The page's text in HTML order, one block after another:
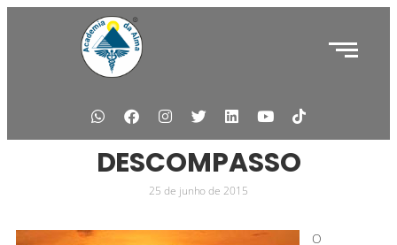
DESCOMPASSO
25 de junho de 2015
O